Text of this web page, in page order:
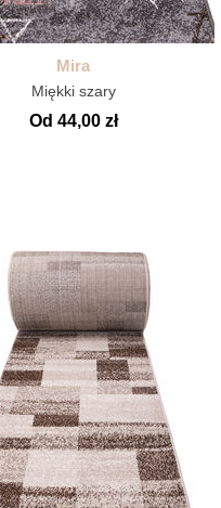
Mira
Miękki szary
Od 44,00 zł